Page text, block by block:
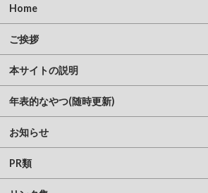
Home
ご挨拶
本サイトの説明
年表的なやつ(随時更新)
お知らせ
PR類